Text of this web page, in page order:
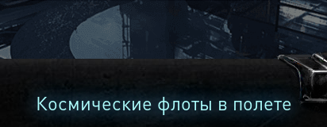
Космические флоты в полете